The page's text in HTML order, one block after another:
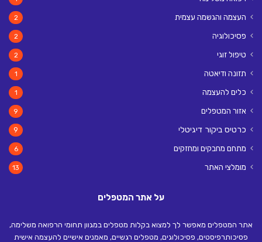
העצמה והגשמה עצמית 2
פסיכולוגיה 2
טיפול זוגי 2
תזונה ודיאטה 1
כלים להעצמה 1
אזור המטפלים 9
כרטיס ביקור דיגיטלי 9
מתחם מחבקים ומחזקים 6
מומלצי האתר 13
על אתר המטפלים
אתר המטפלים מאפשר לך למצוא בקלות מטפלים במגוון תחומי הרפואה משלימה,
פסיכותרפיסטים, פסיכולוגים, מטפלים רגשיים, מאמנים אישיים להעצמה אישית